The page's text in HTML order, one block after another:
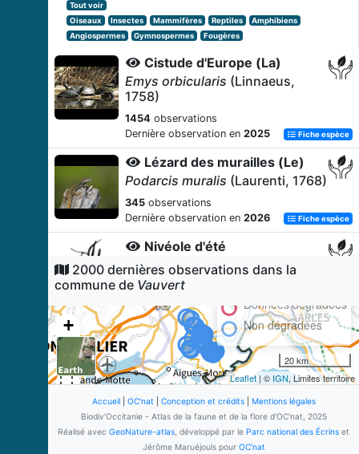
Tout voir
Oiseaux
Insectes Mammifères Reptiles
Amphibiens
Angiospermes
Gymnospermes Fougères
Cistude d'Europe (La)
Emys orbicularis (Linnaeus,
1758)
1454 observations
Dernière observation en 2025 Fiche espèce
Lézard des murailles (Le)
Podarcis muralis (Laurenti, 1768)
345 observations
Dernière observation en 2026 Fiche espèce
Nivéole d'été
Leucojum aestivumL., 1759
327observations
Rainette méridionale (La)
Hyla meridionalis
Böttger, 1874
271observations
Dernière observation en2025 Fiche espèce
Lézard à deux raies (Le)
Lacerta bilineataDaudin, 1802
2000 dernières observations dans la
commune de Vauvert
+
Données dégradées
Non dégradées
20 km
Leaflet | © IGN, Limites territoire
Accueil| OC'nat| Conception et crédits| Mentions légales
Biodiv'Occitanie - Atlas de la faune et de la flore d'OC'nat, 2025
Réalisé avec GeoNature-atlas , développé par le Parc national des Écrins et
Jérôme Maruéjouls pour OC'nat